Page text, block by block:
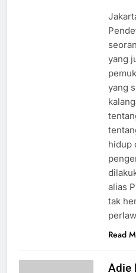
yang
yang
hidup
alias
tak
Read
Adie